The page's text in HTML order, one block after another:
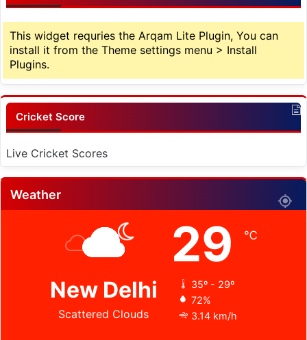
This widget requries the Arqam Lite Plugin, You can
install it from the Theme settings menu > Install
Plugins.
Cricket Score
Live Cricket Scores
Weather
New Delhi
Scattered Clouds
29 ℃
35º - 29º
72%
3.14 km/h